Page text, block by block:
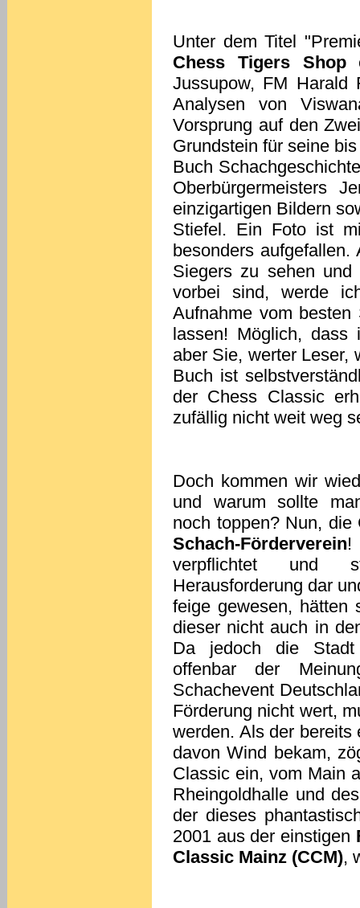
Unter dem Titel
Chess Tigers Shop
Jussupow, FM Harald
Analysen von
Vorsprung auf den
Grundstein für seine
Buch
Oberbürgermeisters
einzigartigen Bildern
Stiefel. Ein Foto ist
besonders
Siegers zu sehen und
vorbei sind, werde
Aufnahme vom besten
lassen! Möglich, dass
aber Sie, werter Leser,
Buch ist
der Chess Classic
zufällig nicht weit weg
Doch kommen wir
und warum sollte
noch toppen? Nun,
Schach-Förderverein!
verpflichtet und
Herausforderung dar
feige gewesen, hätten
dieser nicht auch in
Da jedoch die
offenbar der
Schachevent
Förderung nicht wert,
werden. Als der
davon Wind bekam,
Classic ein, vom Main
Rheingoldhalle und
der dieses
2001 aus der einstigen
Classic Mainz (CCM),